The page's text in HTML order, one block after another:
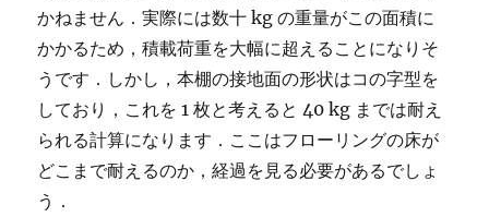
かねません．実際には数十 kg の重量がこの面積に
かかるため，積載荷重を大幅に超えることになりそ
うです．しかし，本棚の接地面の形状はコの字型を
しており，これを 1 枚と考えると 40 kg までは耐え
られる計算になります．ここはフローリングの床が
どこまで耐えるのか，経過を見る必要があるでしょ
う．